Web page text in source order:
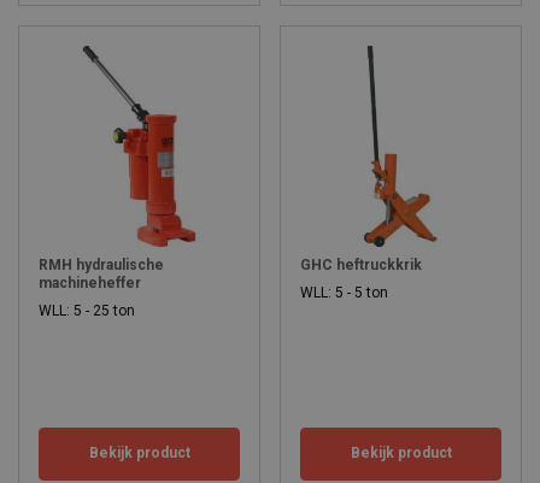
RMH hydraulische
machineheffer
WLL: 5 - 25 ton
Bekijk product
GHC heftruckkrik
WLL: 5 - 5 ton
Bekijk product